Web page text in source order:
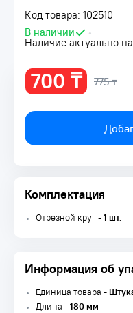
Код товара: 102510
В наличии
•
Наличие актуально
700 ₸ 775 ₸
Комплектация
Отрезной круг -1 шт.
Информация об
Единица товара -
Длина -180 мм